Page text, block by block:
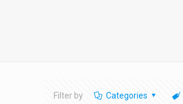
Filter by Categories